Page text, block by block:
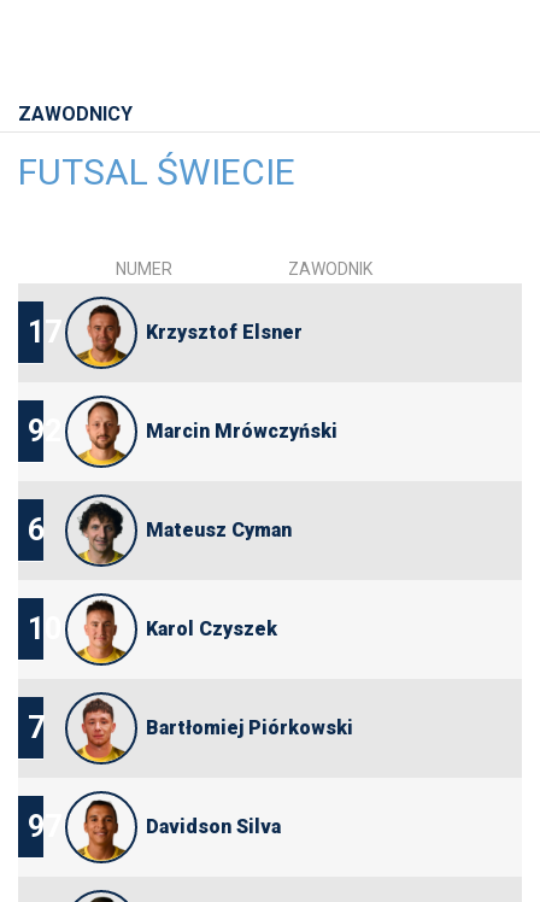
ZAWODNICY
FUTSAL ŚWIECIE
NUMER ZAWODNIK
17 Krzysztof Elsner
92 Marcin Mrówczyński
6 Mateusz Cyman
10 Karol Czyszek
7 Bartłomiej Piórkowski
97 Davidson Silva